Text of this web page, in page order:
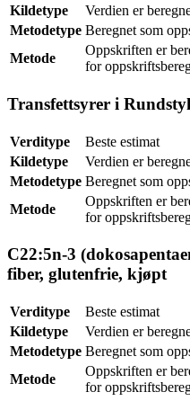
Kildetype
Verdien er
Metodetype Beregnet som
Metode
Oppskriften er
for
Transfettsyrer i
Verditype
Beste estimat
Kildetype
Verdien er
Metodetype Beregnet som
Metode
Oppskriften er
for
C22:5n-3
fiber, glutenfrie, kjøpt
Verditype
Beste estimat
Kildetype
Verdien er
Metodetype Beregnet som
Metode
Oppskriften er
for